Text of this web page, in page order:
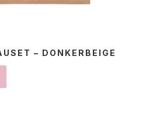
– DONKERBEIGE